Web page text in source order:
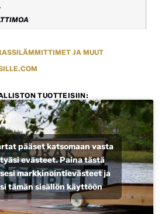
TUOTTEISIIN:
pääset katsomaan vasta
evästeet. Paina tästä
markkinointievästeet ja
tämän sisällön käyttöön
JA MUUT